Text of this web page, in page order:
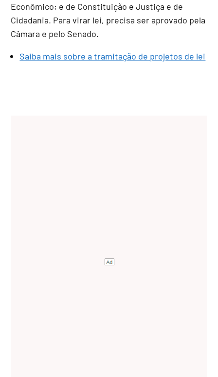
Econômico; e de Constituição e Justiça e de
Cidadania. Para virar lei, precisa ser aprovado pela
Câmara e pelo Senado.
Saiba mais sobre a tramitação de projetos de lei